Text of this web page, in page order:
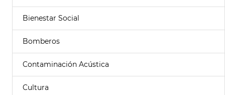
Bienestar Social
Bomberos
Contaminación Acústica
Cultura